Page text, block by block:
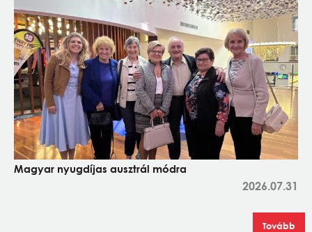
Magyar nyugdíjas ausztrál módra
2026.07.31
Tovább